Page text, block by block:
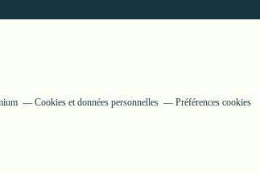
Cookies et données personnelles Préférences cookies